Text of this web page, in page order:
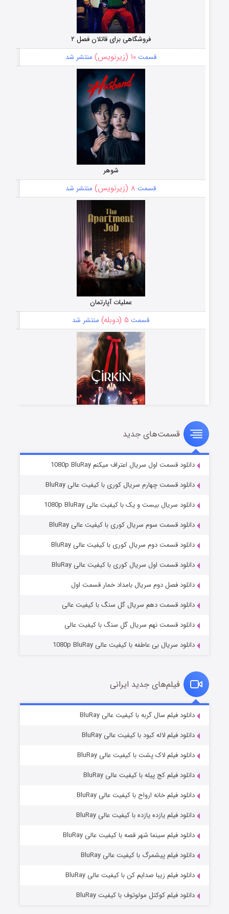
فروشگاهی برای قاتلان فصل ۲
قسمت۱۰ (زیرنویس) منتشر شد
شوهر
قسمت ۸ (زیرنویس) منتشر شد
عملیات آپارتمان
قسمت ۵ (دوبله) منتشر شد
سریال زشت
قسمت۲ (زیرنویس) منتشر شد
مردگان متحرک: شهر مرده ۳
قسمت۲ (زیرنویس) منتشر شد
قسمت۷ (زیرنویس) منتشر شد
قسمت‌های جدید
دانلود قسمت اول سریال اعتراف میکنم 1080p BluRay
دانلود قسمت چهارم سریال کوری با کیفیت عالی BluRay
دانلود سریال بیست و یک با کیفیت عالی 1080p BluRay
دانلود قسمت سوم سریال کوری با کیفیت عالی BluRay
دانلود قسمت دوم سریال کوری با کیفیت عالی BluRay
دانلود قسمت اول سریال کوری با کیفیت عالی BluRay
دانلود فصل دوم سریال بامداد خمار قسمت اول
دانلود قسمت دهم سریال گل سنگ با کیفیت عالی
دانلود قسمت نهم سریال گل سنگ با کیفیت عالی
دانلود سریال بی عاطفه با کیفیت عالی 1080p BluRay
فیلم‌های جدید ایرانی
دانلود فیلم سال گربه با کیفیت عالی BluRay
دانلود فیلم لاله کبود با کیفیت عالی BluRay
دانلود فیلم لاک پشت با کیفیت عالی BluRay
دانلود فیلم کج‌ پیله با کیفیت عالی BluRay
دانلود فیلم خانه ارواح با کیفیت عالی BluRay
دانلود فیلم یازده یازده با کیفیت عالی BluRay
دانلود فیلم سینما شهر قصه با کیفیت عالی BluRay
دانلود فیلم پیشمرگ با کیفیت عالی BluRay
دانلود فیلم زیبا صدایم کن با کیفیت عالی BluRay
دانلود فیلم کوکتل مولوتوف با کیفیت BluRay